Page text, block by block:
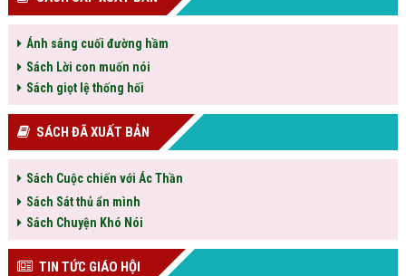
Ánh sáng cuối đường hầm
Sách Lời con muốn nói
Sách giọt lệ thống hối
SÁCH ĐÃ XUẤT BẢN
Sách Cuộc chiến với Ác Thần
Sách Sát thủ ẩn mình
Sách Chuyện Khó Nói
TIN TỨC GIÁO HỘI